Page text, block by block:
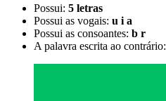
Possui: 5 letras
Possui as vogais: u i a
Possui as consoantes: b r
A palavra escrita ao contrário: